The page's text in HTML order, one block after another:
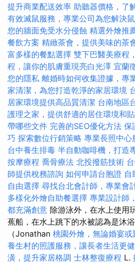
提升商業配送效率 助聽器價格，了
有效滅鼠服務，專業公司為您解決
您的牆面免受水分侵蝕 精選外燴推
餐飲方案 精緻茶會，提供美味的茶
富多樣的餐點選擇 雙下巴醫美療程
程，讓你的肌膚重現亮白光澤 宜蘭
您的隱私 離婚時如何收集證據，專
家清潔，為您打造乾淨的家居環境
居家環境提供高品質清潔 台南地區
護理之家，提供舒適的居住環境和
帶哪些文件 完善的SEO優化方法 保
巧 探索數位行銷策略 專業長照中心
台中養生排毒 半自動咖啡機，打造
按摩療程 喬骨療法 北投撥筋技術
師提供稅務諮詢 如何申請台胞證 自
自由選擇 尋找台北會計師，專業會
多樣化外燴自助餐選擇 專業設計師
都充滿創意 除游泳外，在水上使用
蕉船，在水上跳下的水被認為是沐
（Jonathan 桃園外燴，無論婚宴
養生村的照護服務，讓長者生活更
潢，提升家居格調 士林整復療程 L.